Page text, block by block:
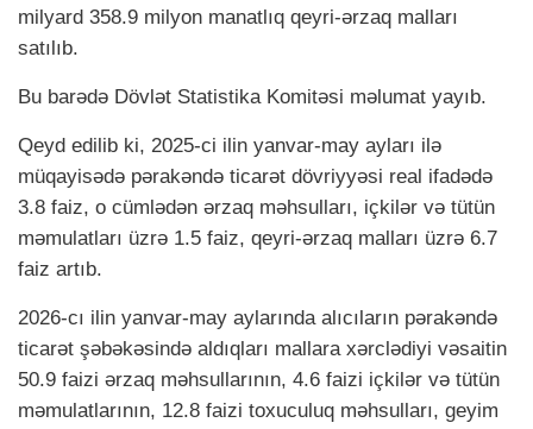
milyard 358.9 milyon manatlıq qeyri-ərzaq malları
satılıb.
Bu barədə Dövlət Statistika Komitəsi məlumat yayıb.
Qeyd edilib ki, 2025-ci ilin yanvar-may ayları ilə
müqayisədə pərakəndə ticarət dövriyyəsi real ifadədə
3.8 faiz, o cümlədən ərzaq məhsulları, içkilər və tütün
məmulatları üzrə 1.5 faiz, qeyri-ərzaq malları üzrə 6.7
faiz artıb.
2026-cı ilin yanvar-may aylarında alıcıların pərakəndə
ticarət şəbəkəsində aldıqları mallara xərclədiyi vəsaitin
50.9 faizi ərzaq məhsullarının, 4.6 faizi içkilər və tütün
məmulatlarının, 12.8 faizi toxuculuq məhsulları, geyim